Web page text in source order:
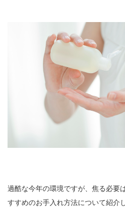
過酷な今年の環境ですが、焦る必要
すすめのお手入れ方法について紹介